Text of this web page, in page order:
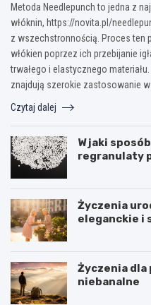
Metoda Needlepunch to jedna z
włóknin, https://novita.pl/
z wszechstronnością. Proces ten
włókien poprzez ich przebijanie
trwałego i elastycznego
znajdują szerokie zastosowanie w
Czytaj dalej
W jaki
regranulaty
Życzenia
eleganckie i
Życzenia dla
niebanalne